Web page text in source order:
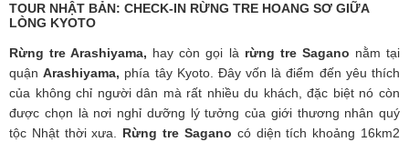
TOUR NHẬT BẢN: CHECK-IN RỪNG TRE HOANG SƠ GIỮA
LÒNG KYOTO
Rừng tre Arashiyama, hay còn gọi làrừng tre Sagano nằm tại
quậnArashiyama, phía tây Kyoto. Đây vốn là điểm đến yêu thích
của không chỉ người dân mà rất nhiều du khách, đặc biệt nó còn
được chọn là nơi nghỉ dưỡng lý tưởng của giới thương nhân quý
tộc Nhật thời xưa. Rừng tre Sagano có diện tích khoảng 16km2